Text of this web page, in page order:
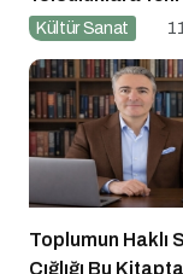
Kültür Sanat
Toplumun Haklı
Çığlığı Bu Kitapta